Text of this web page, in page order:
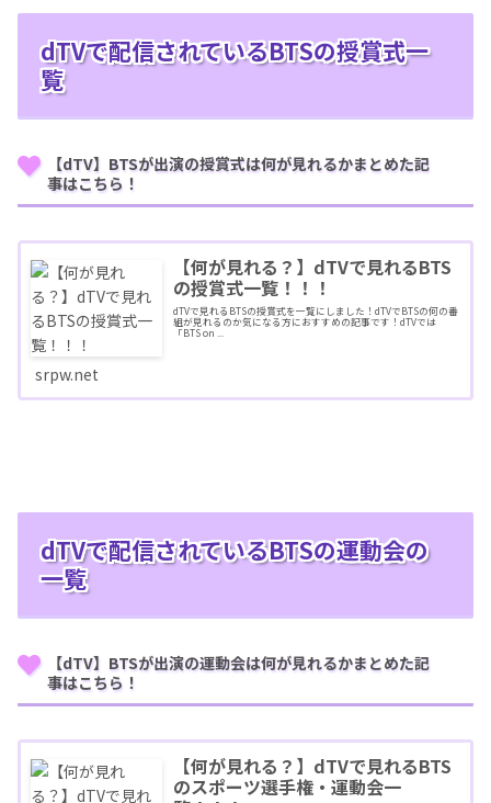
dTVで配信されているBTSの授賞式一
覧
【dTV】BTSが出演の授賞式は何が見れるかまとめた記
事はこちら！
【何が見れる？】dTVで見れるBTS
の授賞式一覧！！！
dTVで見れるBTSの授賞式を一覧にしました！dTVでBTSの何の番
組が見れるのか気になる方におすすめの記事です！dTVでは
「BTS on ...
srpw.net
dTVで配信されているBTSの運動会の
一覧
【dTV】BTSが出演の運動会は何が見れるかまとめた記
事はこちら！
【何が見れる？】dTVで見れるBTS
のスポーツ選手権・運動会一